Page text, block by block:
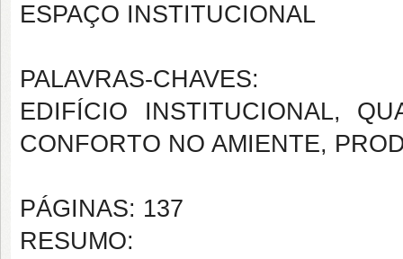
ESPAÇO INSTITUCIONAL
PALAVRAS-CHAVES:
EDIFÍCIO INSTITUCIONAL,
CONFORTO NO AMIENTE,
PÁGINAS: 137
RESUMO: